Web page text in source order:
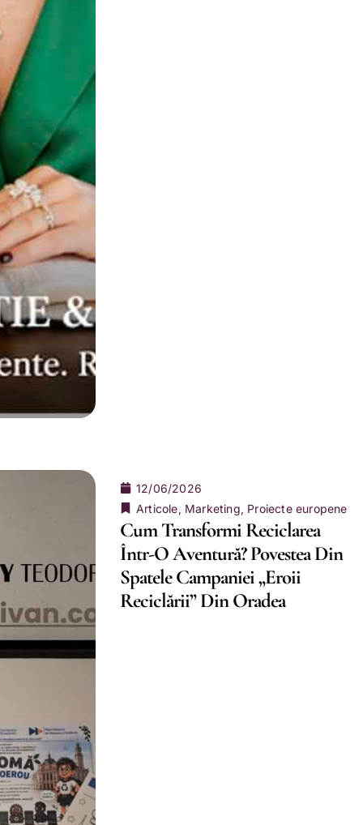
12/06/2026
Articole, Marketing, Proiecte europene
Cum Transformi Reciclarea
Într-O Aventură? Povestea Din
Spatele Campaniei „Eroii
Reciclării” Din Oradea